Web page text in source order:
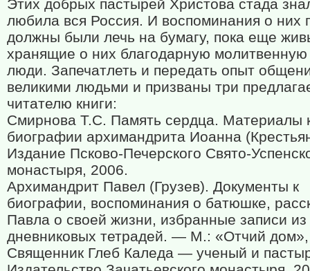
Этих добрых пастырей Христова стада
любила вся Россия. И воспоминания о них
должны были лечь на бумагу, пока еще
хранящие о них благодарную молитвенную
люди. Запечатлеть и передать опыт
великими людьми и призваны три
читателю книги:
Смирнова Т.С. Память сердца. Материалы
биографии архимандрита Иоанна
Издание Псково-Печерского Свято-
монастыря, 2006.
Архимандрит Павел (Грузев). Документы к
биографии, воспоминания о батюшке,
Павла о своей жизни, избранные записи из
дневниковых тетрадей. — М.: «Отчий
Священник Глеб Каледа — ученый и